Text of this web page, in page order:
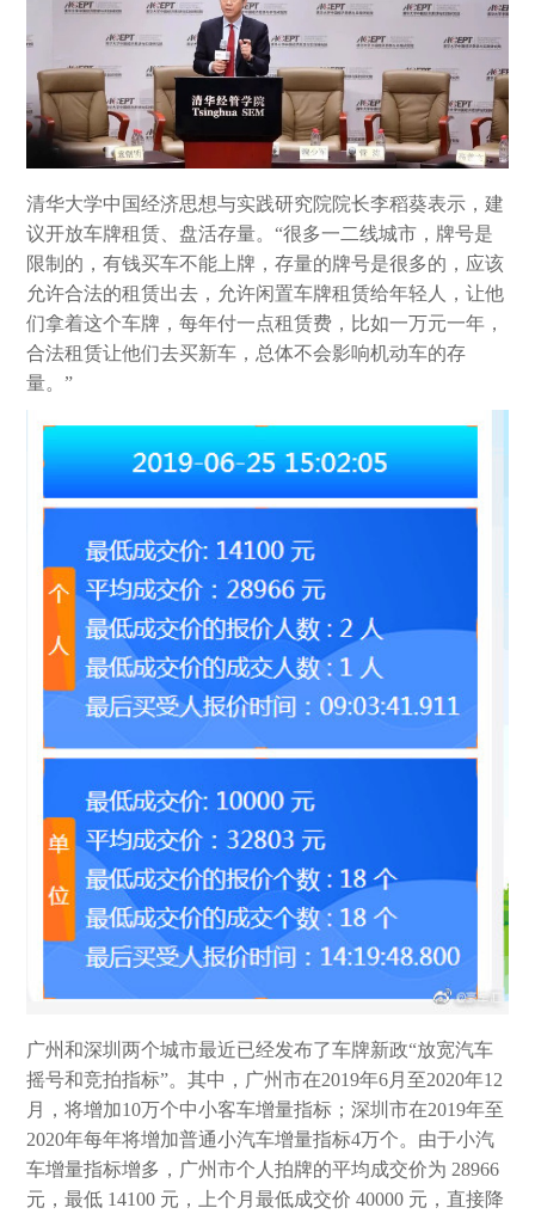
清华大学中国经济思想与实践研究院院长李稻葵表示，建
议开放车牌租赁、盘活存量。“很多一二线城市，牌号是
限制的，有钱买车不能上牌，存量的牌号是很多的，应该
允许合法的租赁出去，允许闲置车牌租赁给年轻人，让他
们拿着这个车牌，每年付一点租赁费，比如一万元一年，
合法租赁让他们去买新车，总体不会影响机动车的存
量。”
广州和深圳两个城市最近已经发布了车牌新政“放宽汽车
摇号和竞拍指标”。其中，广州市在2019年6月至2020年12
月，将增加10万个中小客车增量指标；深圳市在2019年至
2020年每年将增加普通小汽车增量指标4万个。由于小汽
车增量指标增多，广州市个人拍牌的平均成交价为 28966
元，最低 14100 元，上个月最低成交价 40000 元，直接降